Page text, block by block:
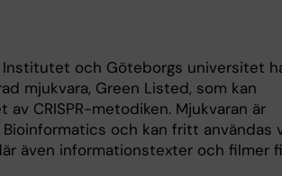
Institutet och Göteborgs universitet
mjukvara, Green Listed, som kan
CRISPR-metodiken. Mjukvaran är
och kan fritt användas
även informationstexter och filmer